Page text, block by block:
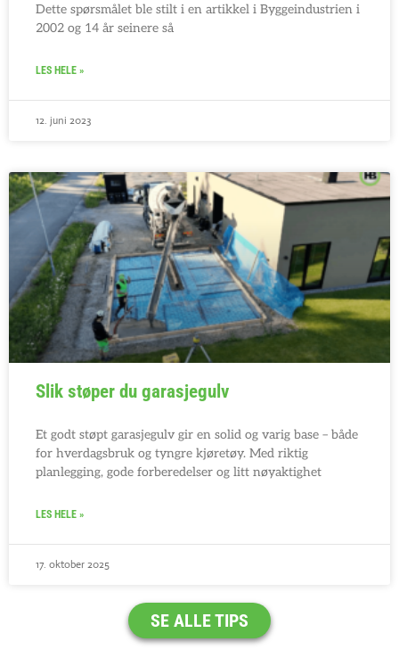
Dette spørsmålet ble stilt i en artikkel i Byggeindustrien i
2002 og 14 år seinere så
LES HELE »
12. juni 2023
Slik støper du garasjegulv
Et godt støpt garasjegulv gir en solid og varig base – både
for hverdagsbruk og tyngre kjøretøy. Med riktig
planlegging, gode forberedelser og litt nøyaktighet
LES HELE »
17. oktober 2025
SE ALLE TIPS